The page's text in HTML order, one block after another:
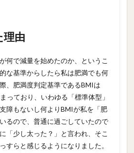
理由
何で減量を始めたのか、というこ
な基準からしたら私は肥満でも何
、肥満度判定基準であるBMIは
っており、いわゆる「標準体型」
障もないし何よりBMIが私を「肥
るので、普通に過ごしていたので
「少し太った？」と言われ、そこ
すらと感じるようになりました。